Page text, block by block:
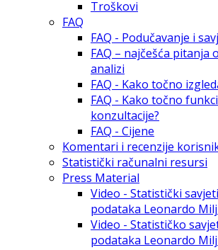
Troškovi
FAQ
FAQ - Podučavanje i
FAQ – najčešća pitanja
analizi
FAQ - Kako točno
FAQ - Kako točno
konzultacije?
FAQ - Cijene
Komentari i recenzije
Statistički računalni resursi
Press Material
Video - Statistički
podataka Leonardo
Video - Statističko
podataka Leonardo